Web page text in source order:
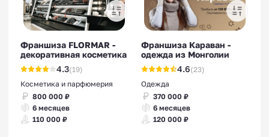
Франшиза FLORMAR -
декоративная косметика
4.3(19)
Косметика и парфюмерия
800 000 ₽
6 месяцев
110 000 ₽
Франшиза Караван -
одежда из Монголии
4.6(23)
Одежда
370 000 ₽
6 месяцев
120 000 ₽